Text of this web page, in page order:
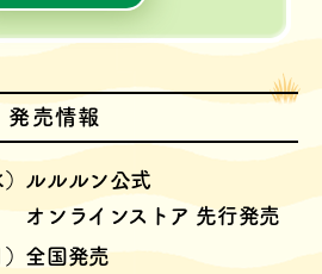
発売情報
ルルルン公式
オンラインストア 先行発売
全国発売